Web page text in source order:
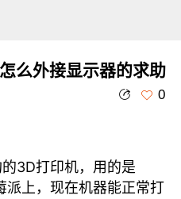
么外接显示器的求助
0
3D打印机，用的是
派上，现在机器能正常打